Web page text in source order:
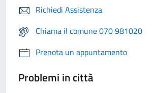
Richiedi Assistenza
Chiama il comune 070 981020
Prenota un appuntamento
Problemi in città